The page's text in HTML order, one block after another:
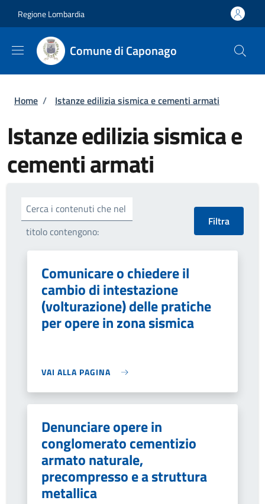
Regione Lombardia
Comune di Caponago
Briciole di pane
Home / Istanze edilizia sismica e cementi armati
Istanze edilizia sismica e
cementi armati
Cerca i contenuti che nel
titolo contengono:
Comunicare o chiedere il
cambio di intestazione
(volturazione) delle pratiche
per opere in zona sismica
VAI ALLA PAGINA
Denunciare opere in
conglomerato cementizio
armato naturale,
precompresso e a struttura
metallica